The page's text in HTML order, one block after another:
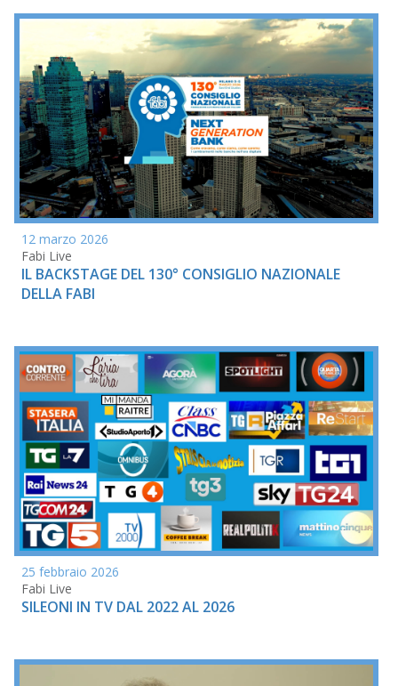
12 marzo 2026
Fabi Live
IL BACKSTAGE DEL 130° CONSIGLIO NAZIONALE
DELLA FABI
25 febbraio 2026
Fabi Live
SILEONI IN TV DAL 2022 AL 2026